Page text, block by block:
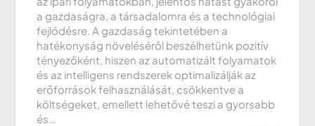
a gazdaságra, a társadalomra és a technológiai
fejlődésre. A gazdaság tekintetében a
hatékonyság növeléséről beszélhetünk pozitív
tényezőként, hiszen az automatizált folyamatok
és az intelligens rendszerek optimalizálják az
erőforrások felhasználását, csökkentve a
költségeket, emellett lehetővé teszi a gyorsabb
és…